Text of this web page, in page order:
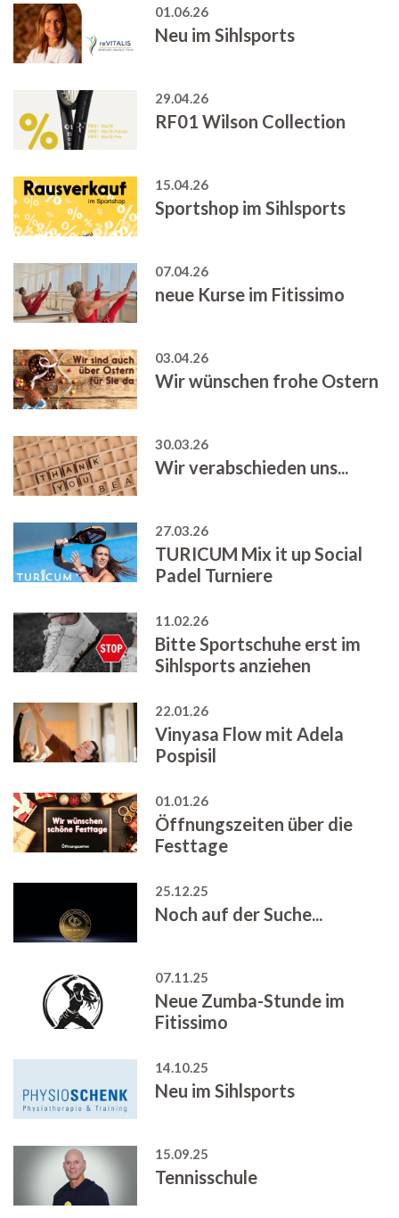
01.06.26
Neu im Sihlsports
29.04.26
RF01 Wilson Collection
15.04.26
Sportshop im Sihlsports
07.04.26
neue Kurse im Fitissimo
03.04.26
Wir wünschen frohe Ostern
30.03.26
Wir verabschieden uns...
27.03.26
TURICUM Mix it up Social
Padel Turniere
11.02.26
Bitte Sportschuhe erst im
Sihlsports anziehen
22.01.26
Vinyasa Flow mit Adela
Pospisil
01.01.26
Öffnungszeiten über die
Festtage
25.12.25
Noch auf der Suche...
07.11.25
Neue Zumba-Stunde im
Fitissimo
14.10.25
Neu im Sihlsports
15.09.25
Tennisschule